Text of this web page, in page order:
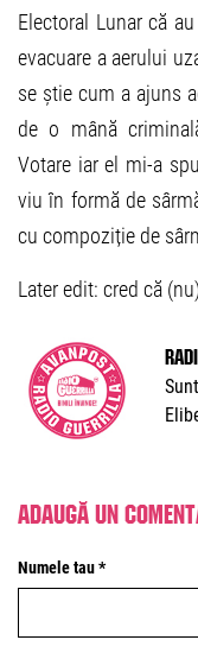
Electoral Lunar că
evacuare a aerului
se știe cum a ajuns
de o mână
Votare iar el mi-a
viu în formă de
cu compoziție de
Later edit: cred că
Adaugă un
Numele tau *